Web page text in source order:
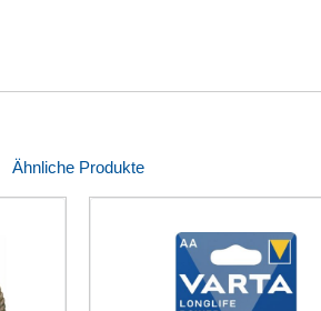
Ähnliche Produkte